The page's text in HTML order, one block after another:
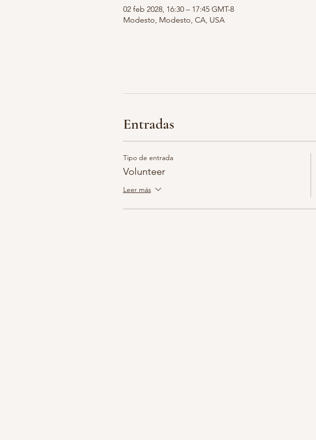
02 feb 2028, 16:30 – 17:45 GMT-8
Modesto, Modesto, CA, USA
Entradas
Tipo de entrada
Volunteer
Leer más